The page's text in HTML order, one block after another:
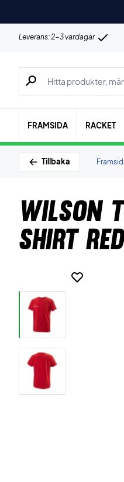
Leverans: 2-3 vardagar
Sök efter produkter,
FRAMSIDA RACKET
Tillbaka
Wilson
Shirt Red